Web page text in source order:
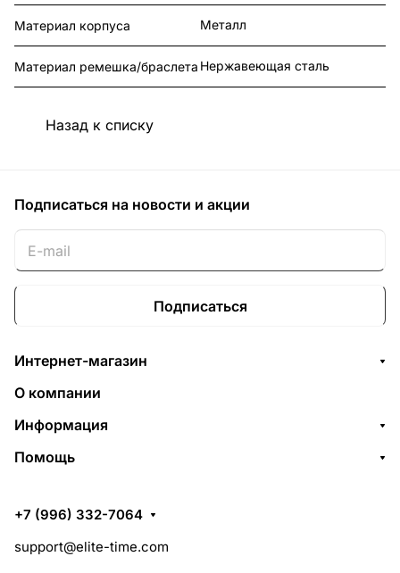
Материал корпуса Металл
Материал ремешка/браслета Нержавеющая сталь
Назад к списку
Подписаться на новости и акции
Подписаться
Интернет-магазин
О компании
Информация
Помощь
+7 (996) 332-7064
support@elite-time.com